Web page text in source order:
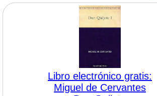
Libro electrónico gratis:
Miguel de Cervantes